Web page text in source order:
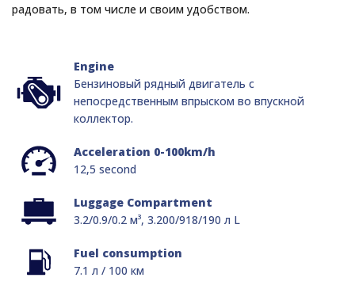
радовать, в том числе и своим удобством.
Engine
Бензиновый рядный двигатель с
непосредственным впрыском во впускной
коллектор.
Acceleration 0-100km/h
12,5 second
Luggage Compartment
3.2/0.9/0.2 м³, 3.200/918/190 л L
Fuel consumption
7.1 л / 100 км